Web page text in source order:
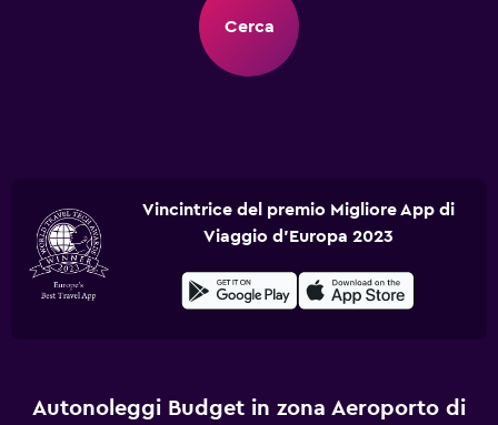
Cerca
Vincintrice del premio Migliore App di
Viaggio d'Europa 2023
Autonoleggi Budget in zona Aeroporto di